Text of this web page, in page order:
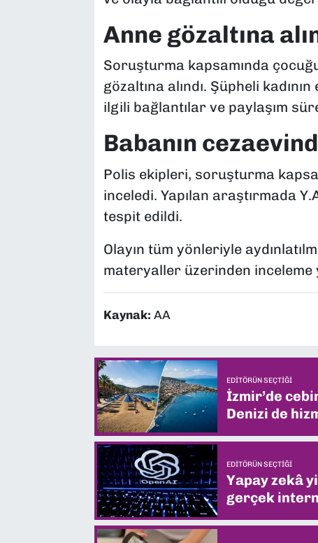
Anne gözaltına
Soruşturma kapsamında
gözaltına alındı. Şüpheli
ilgili bağlantılar ve paylaşım
Babanın
Polis ekipleri, soruşturma
inceledi. Yapılan araştırmada
tespit edildi.
Olayın tüm yönleriyle
materyaller üzerinden inceleme
Kaynak: AA
EDITÖRÜN SEÇTIĞI
İzmir’de
Denizi de
EDITÖRÜN SEÇTIĞI
Yapay zekâ
gerçek